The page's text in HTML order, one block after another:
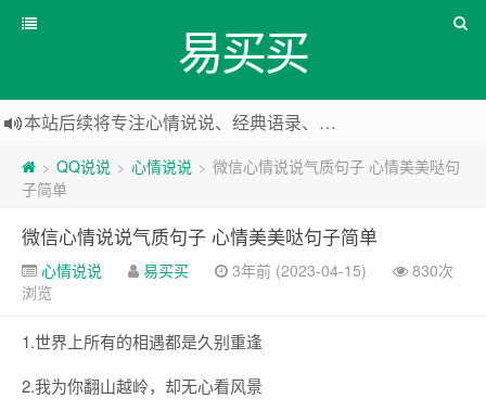
易买买
本站后续将专注心情说说、经典语录、心情随笔等
本站改版，下架友情链接
> QQ说说 > 心情说说 > 微信心情说说气质句子 心情美美哒句
子简单
微信心情说说气质句子 心情美美哒句子简单
心情说说 易买买 3年前 (2023-04-15)
830次
浏览
1.世界上所有的相遇都是久别重逢
2.我为你翻山越岭，却无心看风景